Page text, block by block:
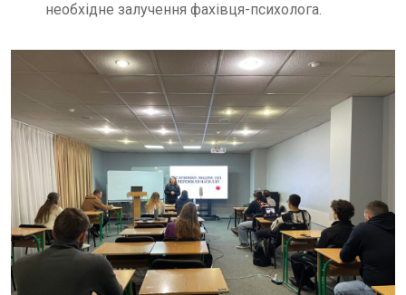
необхідне залучення фахівця-психолога.